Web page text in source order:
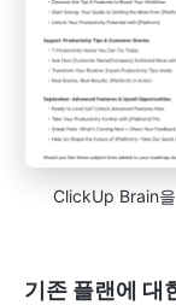
ClickUp Brain
기존 플랜에 대